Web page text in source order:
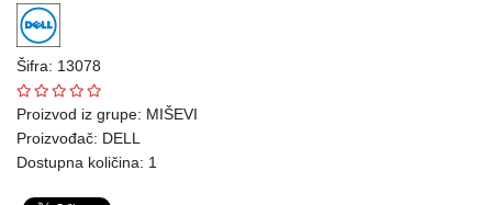
tehnika
Telefoni
oprema
Mrežna
Šifra: 13078
Proizvod iz grupe: MIŠEVI
Proizvođač: DELL
Dostupna količina: 1